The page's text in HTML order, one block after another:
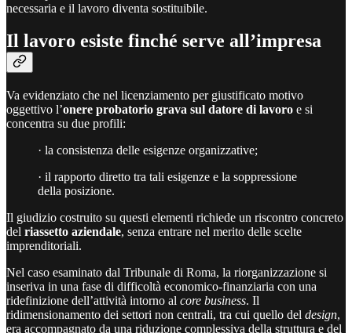
necessaria e il lavoro diventa sostituibile.
Il lavoro esiste finché serve all’impresa
Va evidenziato che nel licenziamento per giustificato motivo
oggettivo l’onere probatorio grava sul datore di lavoro e si
concentra su due profili:
· la consistenza delle esigenze organizzative;
· il rapporto diretto tra tali esigenze e la soppressione
della posizione.
Il giudizio costruito su questi elementi richiede un riscontro concreto
del riassetto aziendale, senza entrare nel merito delle scelte
imprenditoriali.
Nel caso esaminato dal Tribunale di Roma, la riorganizzazione si
inseriva in una fase di difficoltà economico-finanziaria con una
ridefinizione dell’attività intorno al core business. Il
ridimensionamento dei settori non centrali, tra cui quello del design,
era accompagnato da una riduzione complessiva della struttura e del